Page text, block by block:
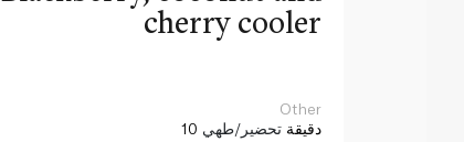
cherry cooler
Other
10 دقيقة تحضير/طهي